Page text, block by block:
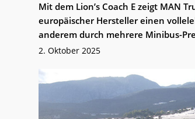
Mit dem Lion’s Coach E zeigt MAN
europäischer Hersteller einen
anderem durch mehrere Minibus-
2. Oktober 2025